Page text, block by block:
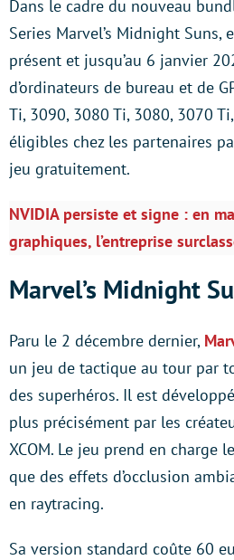
Dans le cadre du nouveau
Series Marvel’s Midnight Suns,
présent et jusqu’au 6 janvier
d’ordinateurs de bureau et de
Ti, 3090, 3080 Ti, 3080, 3070
éligibles chez les partenaires
jeu gratuitement.
NVIDIA persiste et signe : en
graphiques, l’entreprise
Marvel’s Midnight
Paru le 2 décembre dernier,
un jeu de tactique au tour par
des superhéros. Il est
plus précisément par les
XCOM. Le jeu prend en charge
que des effets d’occlusion
en raytracing.
Sa version standard coûte 60